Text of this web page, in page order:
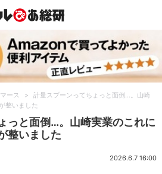
ース >
計量スプーンってちょっと面倒…。山崎
整いました
っと面倒…。山崎実業のこれに
整いました
2026.6.7 16:00